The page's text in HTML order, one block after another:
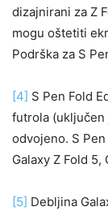
dizajnirani za Z
mogu oštetiti
Podrška za S
[4] S Pen Fold
futrola (uključen
odvojeno. S
Galaxy Z Fold 5,
[5] Debljina